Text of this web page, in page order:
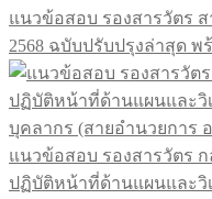
แนวข้อสอบ รองสารวัตร
2568 ฉบับปรับปรุงล่าสุด พ
แนวข้อสอบ รองสารวัตร
ปฏิบัติหน้าที่ด้านแผนและวิ